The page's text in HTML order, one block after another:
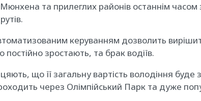
та прилеглих районів останнім
керуванням дозволить
зростають, та брак водіїв.
що її загальну вартість володіння
через Олімпійський Парк та дуже